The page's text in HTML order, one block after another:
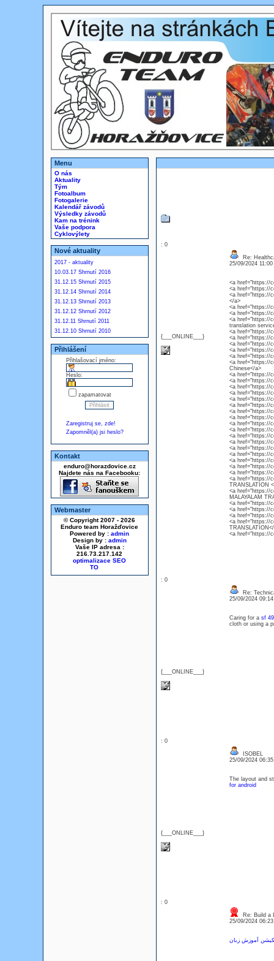
Menu
O nás
Aktuality
Tým
Fotoalbum
Fotogalerie
Kalendář závodů
Výsledky závodů
Kam na trénink
Vaše podpora
Cyklovýlety
Nové aktuality
2017 - aktuality
10.03.17 Shrnutí 2016
31.12.15 Shrnutí 2015
31.12.14 Shrnutí 2014
31.12.13 Shrnutí 2013
31.12.12 Shrnutí 2012
31.12.11 Shrnutí 2011
31.12.10 Shrnutí 2010
Přihlášení
Přihlašovací jméno:
Heslo:
zapamatovat
Zaregistruj se, zde!
Zapomněl(a) jsi heslo?
Kontakt
enduro@horazdovice.cz
Najdete nás na Facebooku:
Webmaster
© Copyright 2007 - 2026
Enduro team Horažďovice
Powered by : admin
Design by : admin
Vaše IP adresa :
216.73.217.142
optimalizace SEO
: 0
{___ONLINE___}
Re:
25/09/2024
<a href="https://
<a href="https://
<a href="https://
</a>
<a href="https://
<a href="https://
<a href="https://
translation
<a href="https://
<a href="https://
<a href="https://
<a href="https://
<a href="https://
<a href="https://
Chinese</a>
<a href="https://
<a href="https://
<a href="https://
<a href="https://
<a href="https://
<a href="https://
<a href="https://
<a href="https://
<a href="https://
<a href="https://
<a href="https://
<a href="https://
<a href="https://
<a href="https://
<a href="https://
<a href="https://
<a href="https://
<a href="https://
TRANSLATION
<a href="https://
MALAYALAM
<a href="https://
<a href="https://
<a href="https://
<a href="https://
<a href="https://
: 0
{___ONLINE___}
Re:
25/09/2024
Caring for a sf
cloth or using a
: 0
{___ONLINE___}
ISOBEL
25/09/2024
The layout and
for android
: 0
Re: Build a
25/09/2024
آموزش زبان